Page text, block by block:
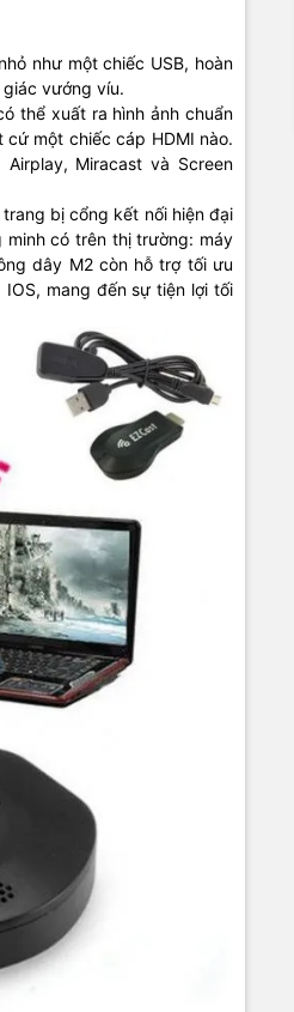
như một chiếc USB, hoàn
vướng víu.
thể xuất ra hình ảnh chuẩn
cứ một chiếc cáp HDMI nào.
Miracast và Screen
bị cổng kết nối hiện đại
có trên thị trường: máy
dây M2 còn hỗ trợ tối ưu
mang đến sự tiện lợi tối